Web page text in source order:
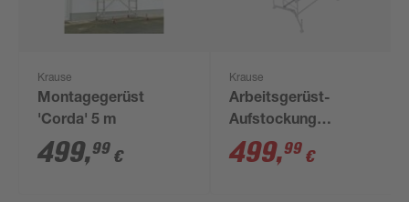
Krause
Montagegerüst
'Corda' 5 m
499,99 €
Krause
Arbeitsgerüst-
Aufstockung
'ClimTec'
499,99 €